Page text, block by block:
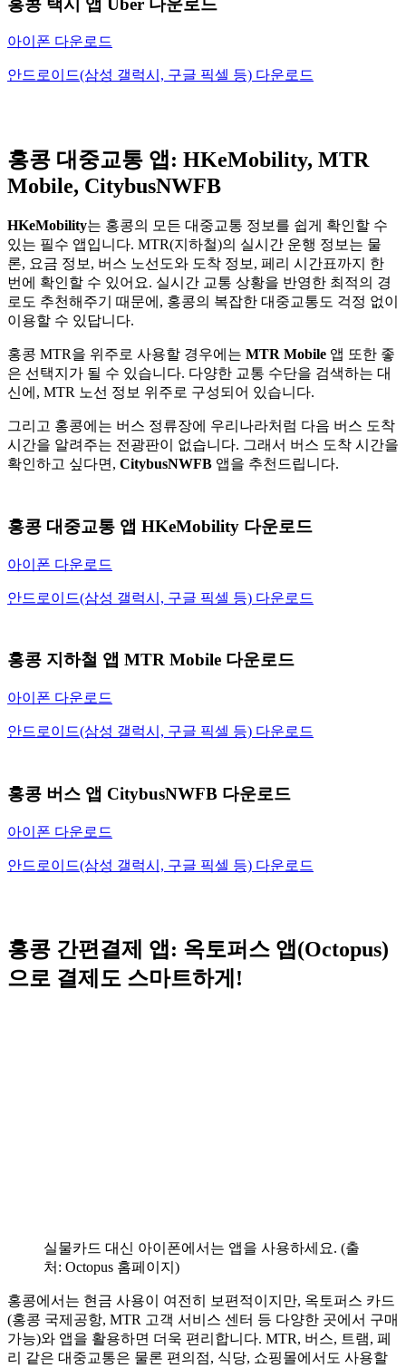
홍콩 택시 앱 Uber 다운로드
아이폰 다운로드
안드로이드(삼성 갤럭시, 구글 픽셀 등) 다운로드
홍콩 대중교통 앱: HKeMobility, MTR
Mobile, CitybusNWFB
HKeMobility는 홍콩의 모든 대중교통 정보를 쉽게 확인할 수
있는 필수 앱입니다. MTR(지하철)의 실시간 운행 정보는 물
론, 요금 정보, 버스 노선도와 도착 정보, 페리 시간표까지 한
번에 확인할 수 있어요. 실시간 교통 상황을 반영한 최적의 경
로도 추천해주기 때문에, 홍콩의 복잡한 대중교통도 걱정 없이
이용할 수 있답니다.
홍콩 MTR을 위주로 사용할 경우에는 MTR Mobile 앱 또한 좋
은 선택지가 될 수 있습니다. 다양한 교통 수단을 검색하는 대
신에, MTR 노선 정보 위주로 구성되어 있습니다.
그리고 홍콩에는 버스 정류장에 우리나라처럼 다음 버스 도착
시간을 알려주는 전광판이 없습니다. 그래서 버스 도착 시간을
확인하고 싶다면, CitybusNWFB 앱을 추천드립니다.
홍콩 대중교통 앱 HKeMobility 다운로드
아이폰 다운로드
안드로이드(삼성 갤럭시, 구글 픽셀 등) 다운로드
홍콩 지하철 앱 MTR Mobile 다운로드
아이폰 다운로드
안드로이드(삼성 갤럭시, 구글 픽셀 등) 다운로드
홍콩 버스 앱 CitybusNWFB 다운로드
아이폰 다운로드
안드로이드(삼성 갤럭시, 구글 픽셀 등) 다운로드
홍콩 간편결제 앱: 옥토퍼스 앱(Octopus)
으로 결제도 스마트하게!
실물카드 대신 아이폰에서는 앱을 사용하세요. (출
처: Octopus 홈페이지)
홍콩에서는 현금 사용이 여전히 보편적이지만, 옥토퍼스 카드
(홍콩 국제공항, MTR 고객 서비스 센터 등 다양한 곳에서 구매
가능)와 앱을 활용하면 더욱 편리합니다. MTR, 버스, 트램, 페
리 같은 대중교통은 물론 편의점, 식당, 쇼핑몰에서도 사용할